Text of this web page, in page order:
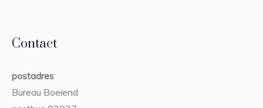
Contact
postadres
Bureau Boeiend